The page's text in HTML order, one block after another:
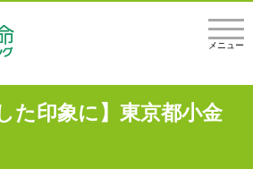
メニュー
た印象に】東京都小金